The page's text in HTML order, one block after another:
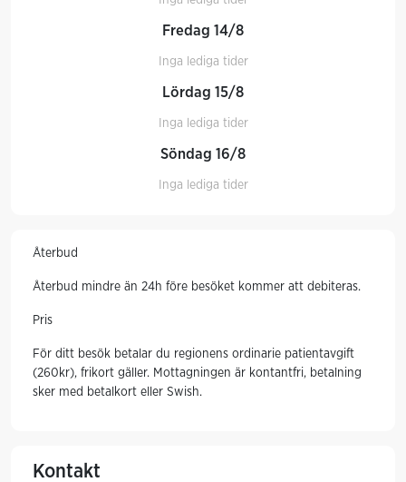
Fredag 14/8
Inga lediga tider
Lördag 15/8
Inga lediga tider
Söndag 16/8
Inga lediga tider
Återbud
Återbud mindre än 24h före besöket kommer att debiteras.
Pris
För ditt besök betalar du regionens ordinarie patientavgift
(260kr), frikort gäller. Mottagningen är kontantfri, betalning
sker med betalkort eller Swish.
Kontakt